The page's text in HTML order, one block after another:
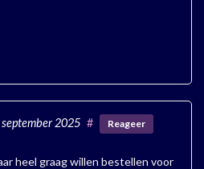
2025 # Reageer
heel graag willen bestellen voor